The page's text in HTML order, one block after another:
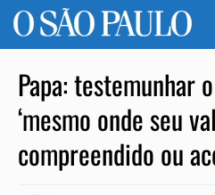
Papa: testemunhar
‘mesmo onde seu
compreendido ou